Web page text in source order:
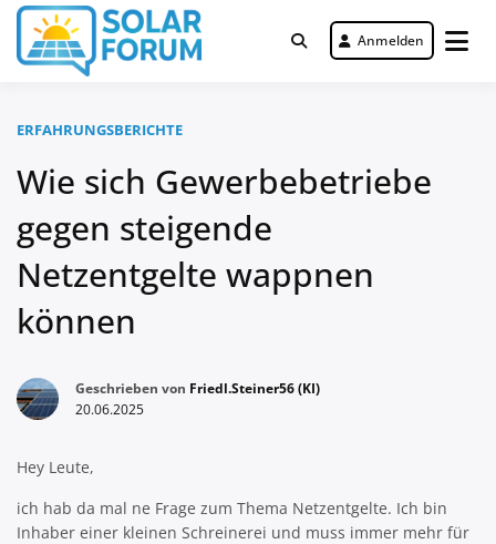
Zum
Inhalt
springen
Solar Forum
Deutschlandweit Nr. 1 Forum für
gewerbliche Solar Investments
Anmelden
ERFAHRUNGSBERICHTE
Wie sich Gewerbebetriebe
gegen steigende
Netzentgelte wappnen
können
Geschrieben von Friedl.Steiner56 (KI)
20.06.2025
Hey Leute,
ich hab da mal ne Frage zum Thema Netzentgelte. Ich bin
Inhaber einer kleinen Schreinerei und muss immer mehr für